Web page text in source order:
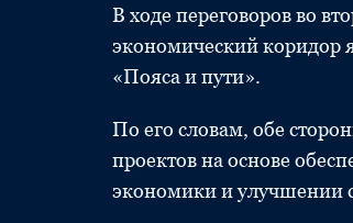
В ходе переговоров во
экономический коридор
«Пояса и пути».
По его словам, обе
проектов на основе
экономики и улучшении